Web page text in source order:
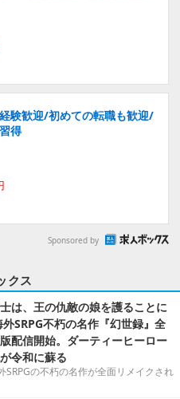
験歓迎/初めての転職も歓迎/
得
Sponsored by
クス
は、王の仇敵の娘を護ることに
SRPG不朽の名作『幻世録』全
配信開始。ダーティーヒーロー
令和に蘇る
SRPGの不朽の名作が全面リメイクされ